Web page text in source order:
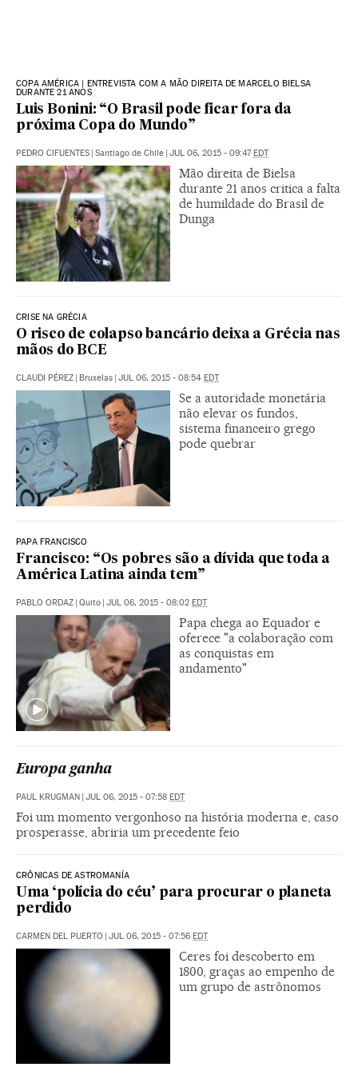
COPA AMÉRICA | ENTREVISTA COM A MÃO DIREITA DE MARCELO BIELSA
DURANTE 21 ANOS
Luis Bonini: “O Brasil pode ficar fora da
próxima Copa do Mundo”
PEDRO CIFUENTES | Santiago de Chile | JUL 06, 2015 - 09:47EDT
Mão direita de Bielsa
durante 21 anos critica a falta
de humildade do Brasil de
Dunga
CRISE NA GRÉCIA
O risco de colapso bancário deixa a Grécia nas
mãos do BCE
CLAUDI PÉREZ | Bruxelas | JUL 06, 2015 - 08:54 EDT
Se a autoridade monetária
não elevar os fundos,
sistema financeiro grego
pode quebrar
PAPA FRANCISCO
Francisco: “Os pobres são a dívida que toda a
América Latina ainda tem”
PABLO ORDAZ | Quito | JUL 06, 2015 - 08:02 EDT
Papa chega ao Equador e
oferece "a colaboração com
as conquistas em
andamento"
Europa ganha
PAUL KRUGMAN | JUL 06, 2015 - 07:58 EDT
Foi um momento vergonhoso na história moderna e, caso
prosperasse, abriria um precedente feio
CRÔNICAS DE ASTROMANÍA
Uma ‘polícia do céu’ para procurar o planeta
perdido
CARMEN DEL PUERTO | JUL 06, 2015 - 07:56 EDT
Ceres foi descoberto em
1800, graças ao empenho de
um grupo de astrônomos